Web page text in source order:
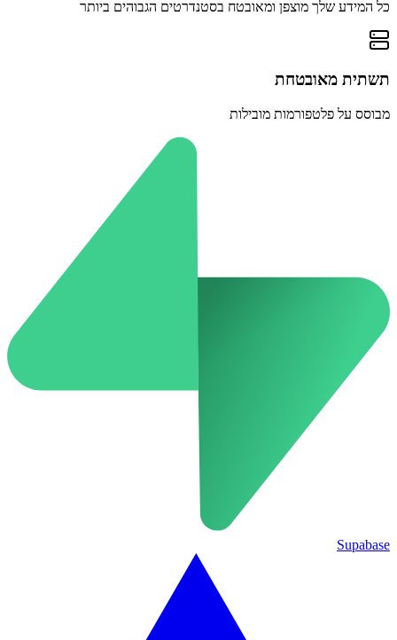
כל המידע שלך מוצפן ומאובטח בסטנדרטים הגבוהים ביותר
תשתית מאובטחת
מבוסס על פלטפורמות מובילות
Supabase